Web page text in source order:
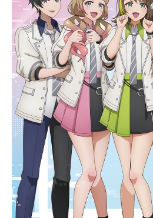
員、宗教家
変わり者達
―。作品名変
形態TVアニ
月4日（木）
TBS・BS11
鏑矢惣助：
ン：矢野妃
ディス：M
皆神望愛：
倉愛美永縄
真野美月草
立花慎之介
原作：『変
（著：平坂
庫」刊）キ
ク監督：佐